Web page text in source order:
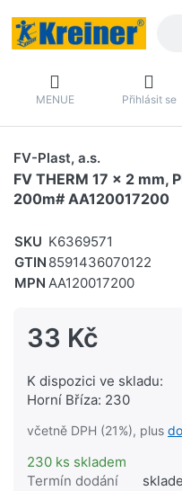
MENUE Přihlásit se
FV-Plast, a.s.
FV THERM 17 x 2 mm,
200m# AA120017200
SKU K6369571
GTIN 8591436070122
MPN AA120017200
33 Kč
K dispozici ve skladu:
Horní Bříza: 230
včetně DPH (21%), plus
230 ks skladem
Termín dodání